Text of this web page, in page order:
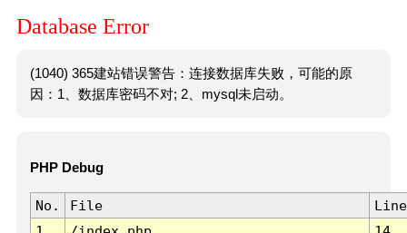
Database Error
(1040) 365建站错误警告：连接数据库失败，可能的原
因：1、数据库密码不对; 2、mysql未启动。
PHP Debug
No. File
Line